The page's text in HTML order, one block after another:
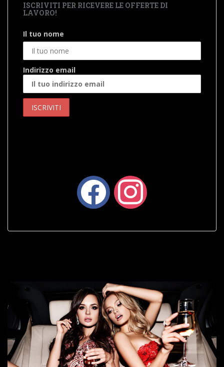
ISCRIVITI PER RICEVERE LE OFFERTE DI
LAVORO!
Il tuo nome
Indirizzo email
facebook instagram